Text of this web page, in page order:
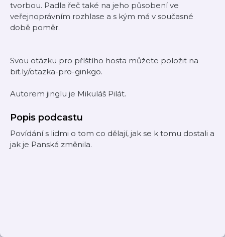
tvorbou. Padla řeč také na jeho působení ve
veřejnoprávním rozhlase a s kým má v současné
době poměr.
Svou otázku pro příštího hosta můžete položit na
bit.ly/otazka-pro-ginkgo.
Autorem jinglu je Mikuláš Pilát.
Popis podcastu
Povídání s lidmi o tom co dělají, jak se k tomu dostali a
jak je Panská změnila.